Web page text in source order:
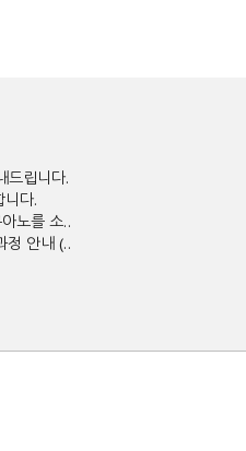
드립니다.
다.
노를 소..
정 안내 (..